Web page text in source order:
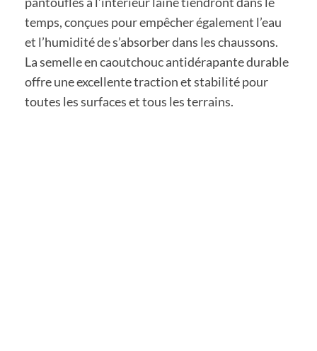
temps, conçues pour empêcher également l’eau
et l’humidité de s’absorber dans les chaussons.
La semelle en caoutchouc antidérapante durable
offre une excellente traction et stabilité pour
toutes les surfaces et tous les terrains.